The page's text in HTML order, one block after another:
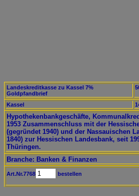
Landeskreditkasse zu Kassel 7%
Goldpfandbrief
Kassel
Hypothekenbankgeschäfte,
1953 Zusammenschluss mit der
(gegründet 1940) und der Nassauischen
1840) zur Hessischen Landesbank, seit
Thüringen.
Branche: Banken & Finanzen
Art.Nr.7768 bestellen